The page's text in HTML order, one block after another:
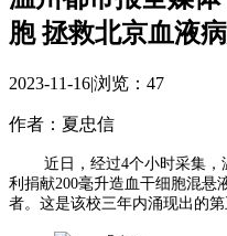
胞 拯救北京血液
2023-11-16|浏览： 47
作者：夏忠信
近日，经过4个小时采集
利捐献200毫升造血干细胞混悬
者。这是该校三年内涌现出的